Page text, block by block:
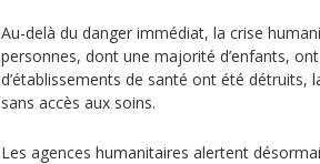
Au-delà du danger immédiat, la crise
personnes, dont une majorité d’enfants,
d’établissements de santé ont été détruits,
sans accès aux soins.
Les agences humanitaires alertent